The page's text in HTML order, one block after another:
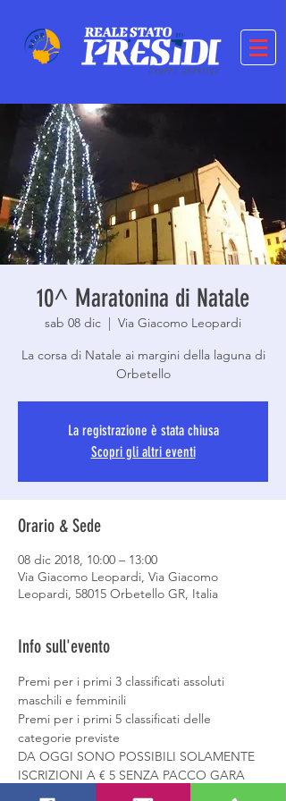
10^ Maratonina di Natale
sab 08 dic
  |
Via Giacomo Leopardi
La corsa di Natale ai margini della laguna di
Orbetello
La registrazione è stata chiusa
Scopri gli altri eventi
Orario & Sede
08 dic 2018, 10:00 – 13:00
Via Giacomo Leopardi, Via Giacomo
Leopardi, 58015 Orbetello GR, Italia
Info sull'evento
Premi per i primi 3 classificati assoluti
Premi per i primi 5 classificati delle
categorie previste
DA OGGI SONO POSSIBILI SOLAMENTE
ISCRIZIONI A € 5 SENZA PACCO GARA
Scarica il regolamento